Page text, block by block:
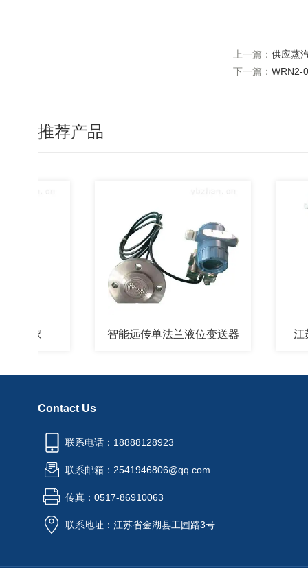
上一篇： 供应蒸
下一篇： WRN2-
推荐产品
智能远传单法兰液位变送器 江苏智
Contact Us
联系电话：18888128923
联系邮箱：2541946806@qq.com
传真：0517-86910063
联系地址：江苏省金湖县工园路3号